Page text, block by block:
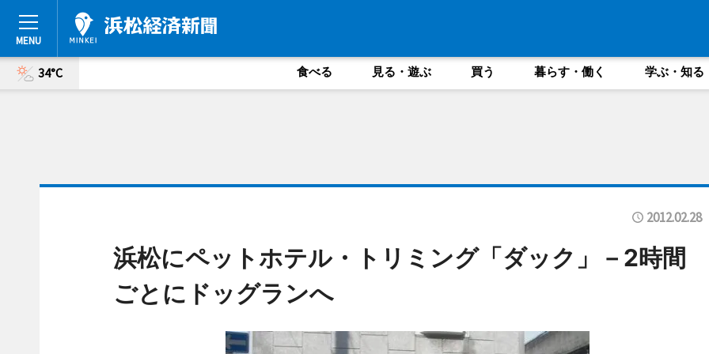
34°C 食べる 見る・遊ぶ 買う 暮らす・働く 学ぶ・知る
2012.02.28
浜松にペットホテル・トリミング「ダック」－2時間
ごとにドッグランへ